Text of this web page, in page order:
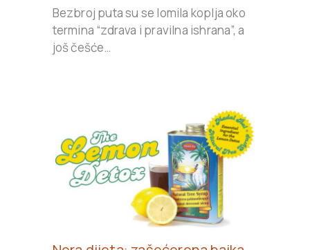
Bezbroj puta su se lomila koplja oko
termina “zdrava i pravilna ishrana”, a
još češće…